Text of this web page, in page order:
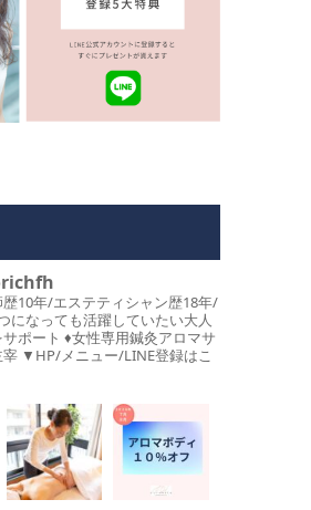
10年/エステティシャン歴18年/
になっても活躍していたい大人
ポート ♦︎女性専用鍼灸アロマサ
宰 ▼HP/メニュー/LINE登録はこ